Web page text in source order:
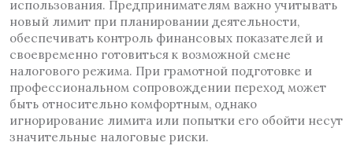
использования. Предпринимателям важно учитывать
новый лимит при планировании деятельности,
обеспечивать контроль финансовых показателей и
своевременно готовиться к возможной смене
налогового режима. При грамотной подготовке и
профессиональном сопровождении переход может
быть относительно комфортным, однако
игнорирование лимита или попытки его обойти несут
значительные налоговые риски.